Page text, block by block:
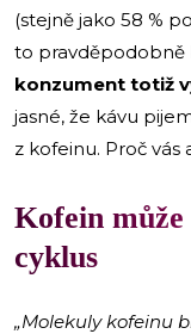
(stejně jako 58 %
to pravděpodobně
konzument totiž
jasné, že kávu
z kofeinu. Proč vás
Kofein
cyklus
„Molekuly kofeinu